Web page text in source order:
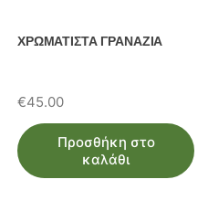
ΧΡΩΜΑΤΙΣΤΑ ΓΡΑΝΑΖΙΑ
€45.00
Προσθήκη στο
καλάθι